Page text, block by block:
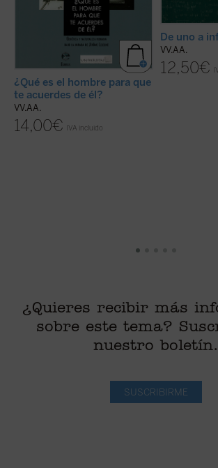
¿Qué es el hombre para que
te acuerdes de él?
VV.AA.
14,00€ IVA incluido
De uno a
VV.AA.
12,50€
¿Quieres recibir más
sobre este tema?
nuestro boletín.
SUSCRIBIRME